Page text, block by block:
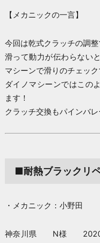
【メカニックの一言】
今回は乾式クラッチの調整
滑って動力が伝わらない
マシーンで滑りのチェック
ダイノマシーンではこの
ます！
クラッチ交換もパインバ
■耐熱ブラックリ
・メカニック：小野田
神奈川県 N様